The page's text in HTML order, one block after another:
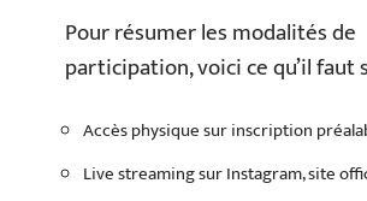
Pour résumer les modalités de
participation, voici ce qu’il faut
Accès physique sur inscription
Live streaming sur Instagram, site